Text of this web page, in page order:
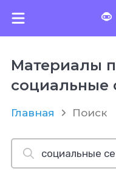
Материалы
социальные
Главная Поиск